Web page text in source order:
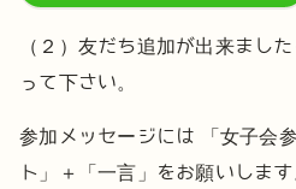
（２）友だち追加が出来まし
って下さい。
参加メッセージには 「女子会
ト」＋「一言」をお願いします